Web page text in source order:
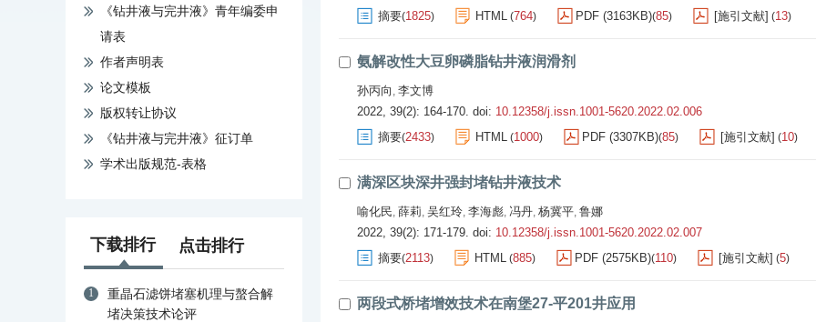
《钻井液与完井液》青年编委申
请表
作者声明表
论文模板
版权转让协议
《钻井液与完井液》征订单
学术出版规范-表格
下载排行 点击排行
1
重晶石滤饼堵塞机理与螯合解
堵决策技术论评
摘要(1825) HTML (764) PDF (3163KB)(85) [施引文献] (13)
氨解改性大豆卵磷脂钻井液润滑剂
孙丙向 , 李文博
2022, 39(2): 164-170. doi: 10.12358/j.issn.1001-5620.2022.02.006
摘要(2433) HTML (1000) PDF (3307KB)(85) [施引文献] (10)
满深区块深井强封堵钻井液技术
喻化民, 薛莉, 吴红玲, 李海彪, 冯丹, 杨冀平, 鲁娜
2022, 39(2): 171-179. doi: 10.12358/j.issn.1001-5620.2022.02.007
摘要(2113) HTML (885) PDF (2575KB)(110) [施引文献] (5)
两段式桥堵增效技术在南堡27-平201井应用